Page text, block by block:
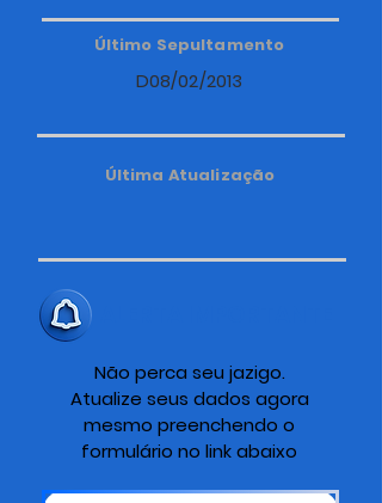
Último Sepultamento
D08/02/2013
Última Atualização
Não perca seu jazigo.
Atualize seus dados agora
mesmo preenchendo o
formulário no link abaixo